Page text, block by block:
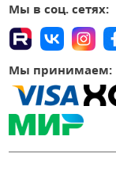
Мы в соц. сетях:
Мы принимаем: